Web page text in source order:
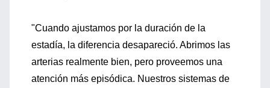
"Cuando ajustamos por la duración de la
estadía, la diferencia desapareció. Abrimos las
arterias realmente bien, pero proveemos una
atención más episódica. Nuestros sistemas de